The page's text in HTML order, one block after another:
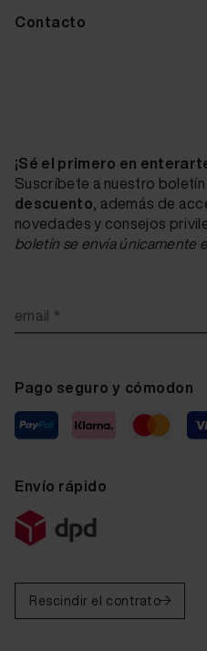
Contacto
¡Sé el primero en
Suscríbete a nuestro
descuento, además de
novedades y consejos
boletín se envía únicamente
email *
Pago seguro y cómodon
Envío rápido
Rescindir el contrato